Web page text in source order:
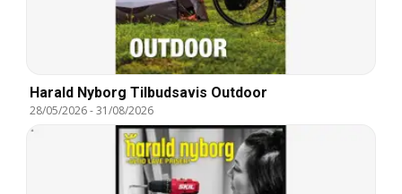
Harald Nyborg Tilbudsavis Outdoor
28/05/2026-31/08/2026